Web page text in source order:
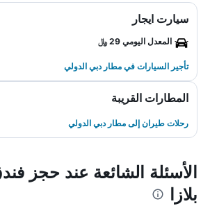
سيارت ايجار
المعدل اليومي 29 ﷼
تأجير السيارات في مطار دبي الدولي
المطارات القريبة
رحلات طيران إلى مطار دبي الدولي
الأسئلة الشائعة عند حجز
بلازا